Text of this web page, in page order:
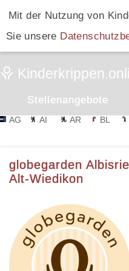
Mit der Nutzung von
Sie unsere
Stellenangebote
AG AI AR BL
globegarden
Alt-Wiedikon